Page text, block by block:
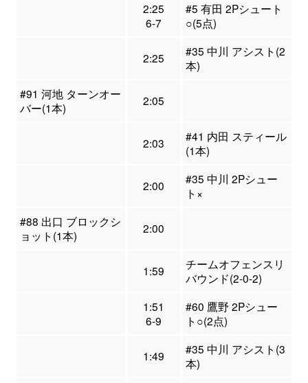
2:25
6-7
#5 有田 2Pシュート
○(5点)
2:25
#35 中川 アシスト(2
本)
#91 河地 ターンオー
バー(1本)
2:05
2:03
#41 内田 スティール
(1本)
2:00
#35 中川 2Pシュー
ト×
#88 出口 ブロックシ
ョット(1本)
2:00
1:59
チームオフェンスリ
バウンド(2-0-2)
1:51
6-9
#60 鷹野 2Pシュー
ト○(2点)
1:49
#35 中川 アシスト(3
本)